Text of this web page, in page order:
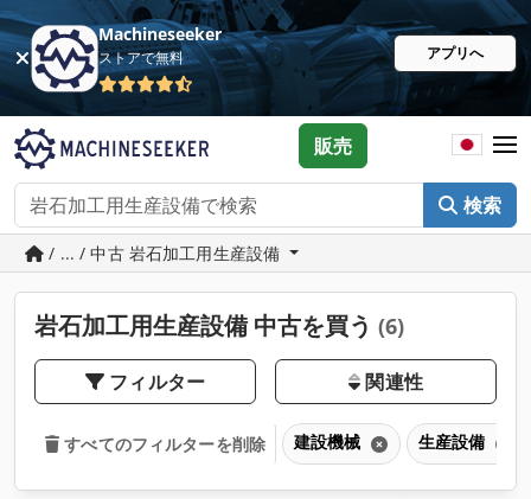
Machineseeker
ストアで無料 アプリへ
検索
販売
/ ... / 中古 岩石加工用生産設備
岩石加工用生産設備 中古を買う (6)
フィルター 関連性
すべてのフィルターを削除 建設機械 生産設備